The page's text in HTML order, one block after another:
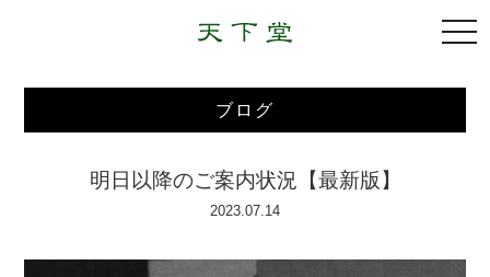
ブログ
明日以降のご案内状況【最新版】
2023.07.14